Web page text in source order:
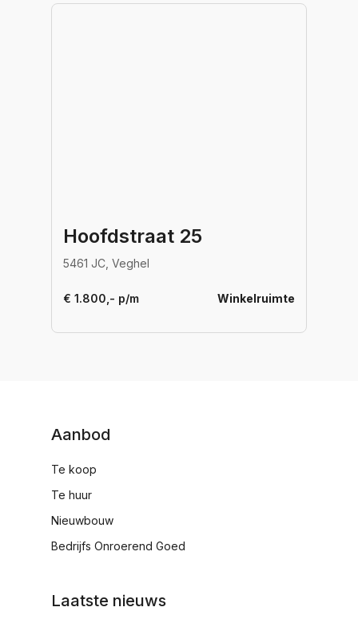
Hoofdstraat 25
5461 JC, Veghel
€ 1.800,- p/m Winkelruimte
Aanbod
Te koop
Te huur
Nieuwbouw
Bedrijfs Onroerend Goed
Laatste nieuws